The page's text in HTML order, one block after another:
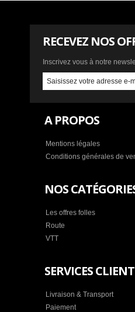
RECEVEZ NOS
Inscrivez vous à notre
A PROPOS
Mentions légales
Conditions générales de
NOS
Les offres folles
Route
VTT
SERVICES CLIENT
Livraison & Transport
Paiement